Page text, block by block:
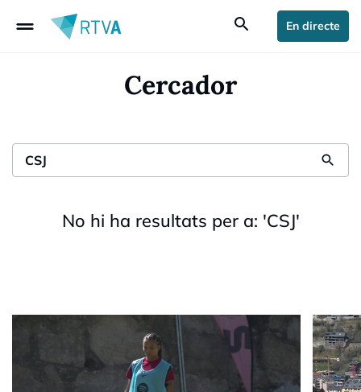
drag_handle search En directe
Cercador
search
No hi ha resultats per a: 'CSJ'